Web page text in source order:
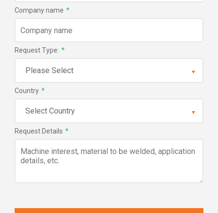
Company name *
Request Type: *
Country *
Request Details *